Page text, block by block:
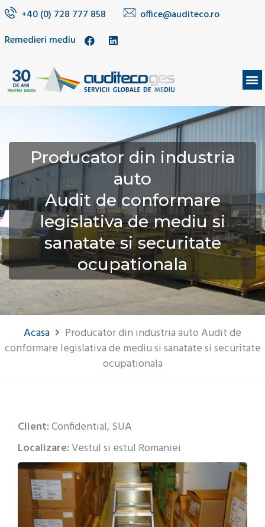
+40 (0) 728 777 858
office@auditeco.ro
Remedieri mediu
Producator din industria
auto
Audit de conformare
legislativa de mediu si
sanatate si securitate
ocupationala
Acasa
Producator din industria auto Audit de
conformare legislativa de mediu si sanatate si securitate
ocupationala
Client:Confidential, SUA
Localizare:Vestul si estul Romaniei